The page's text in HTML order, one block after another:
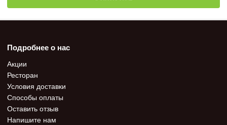
Подробнее о нас
Акции
Ресторан
Условия доставки
Способы оплаты
Оставить отзыв
Напишите нам